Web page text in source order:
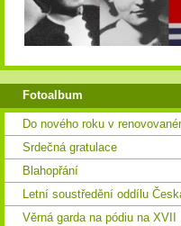
Fotoalbum
Do nového roku v
Srdečná gratulace
Blahopřání
Letní soustředění oddílu
Věrná garda na pódiu na